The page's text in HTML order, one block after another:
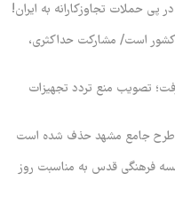
حملات تجاوزکارانه به ایران!
است/ مشارکت حداکثری،
تصویب منع تردد تجهیزات
طرح جامع مشهد حذف شده است
فرهنگی قدس به مناسبت روز